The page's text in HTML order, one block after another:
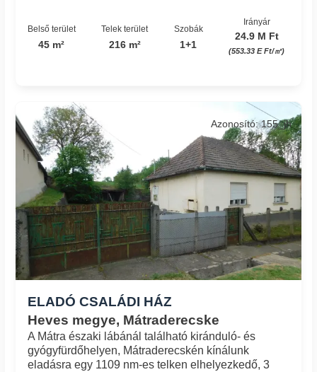
Belső terület
45 m²
Telek terület
216 m²
Szobák
1+1
Irányár
24.9 M Ft
(553.33 E Ft/㎡)
ELADÓ CSALÁDI HÁZ
Heves megye, Mátraderecske
Azonosító: 155_jh
A Mátra északi lábánál található kiránduló- és
gyógyfürdőhelyen, Mátraderecskén kínálunk
eladásra egy 1109 nm-es telken elhelyezkedő, 3